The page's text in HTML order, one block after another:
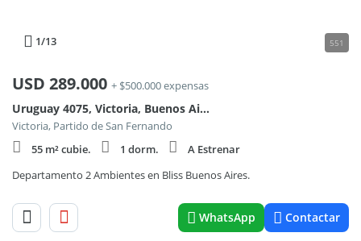
1/13 551
USD 289.000 + $500.000 expensas
Uruguay 4075, Victoria, Buenos Aires.
Victoria, Partido de San Fernando
55 m² cubie.
1 dorm.
A Estrenar
Departamento 2 Ambientes en Bliss Buenos Aires.
WhatsApp Contactar